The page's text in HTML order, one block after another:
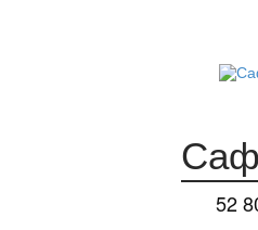
52